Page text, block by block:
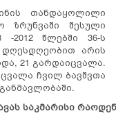
თანდაყოლილი
ზრუნვაში შესული
-2012 წლებში 36-ს
დღესდღეობით არის
21 გარდაიცვალა.
ჩვილ ბავშვთა
საკმარისი